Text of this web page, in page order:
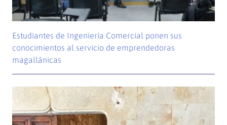
Estudiantes de Ingeniería Comercial ponen sus
conocimientos al servicio de emprendedoras
magallánicas